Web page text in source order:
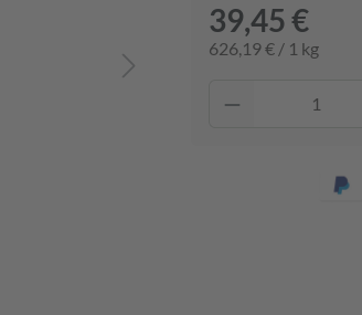
39,45 €
626,19 € / 1 kg